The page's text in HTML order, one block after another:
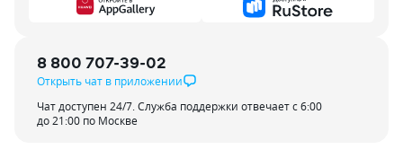
8 800 707-39-02
Открыть чат в приложении
Чат доступен 24/7. Служба поддержки отвечает с 6:00
до 21:00 по Москве